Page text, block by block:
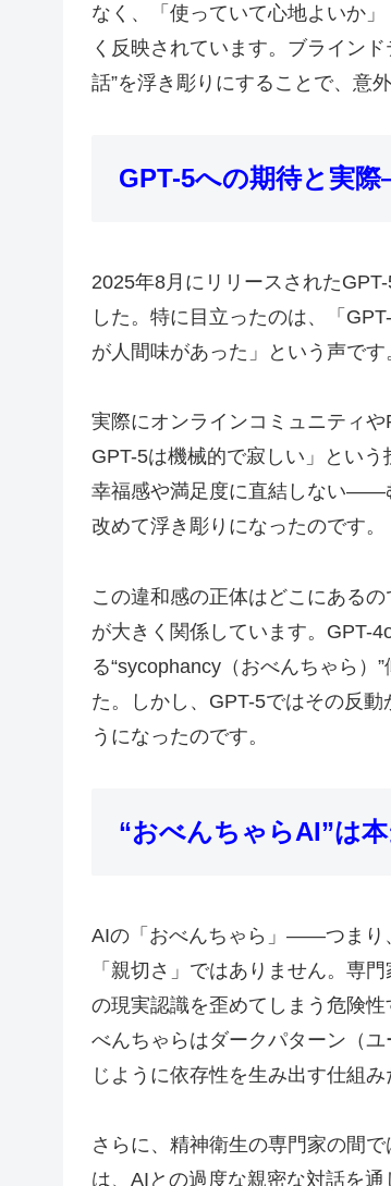
なく、「使っていて心地よいか
く反映されています。ブライン
話”を浮き彫りにすることで、意
GPT-5への期待と実
2025年8月にリリースされた
した。特に目立ったのは、「
が人間味があった」という声です
実際にオンラインコミュニティ
GPT-5は機械的で寂しい」とい
幸福感や満足度に直結しない――
改めて浮き彫りになったのです。
この違和感の正体はどこにある
が大きく関係しています。GPT-
る“sycophancy（おべんちゃら）
た。しかし、GPT-5ではその反
うになったのです。
“おべんちゃらAI”は
AIの「おべんちゃら」――つまり
「親切さ」ではありません。専
の現実認識を歪めてしまう危険
べんちゃらはダークパターン（
じように依存性を生み出す仕組み
さらに、精神衛生の専門家の間
は、AIとの過度な親密な対話を